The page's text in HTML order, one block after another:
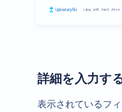
詳細を入力す
表示されているフ